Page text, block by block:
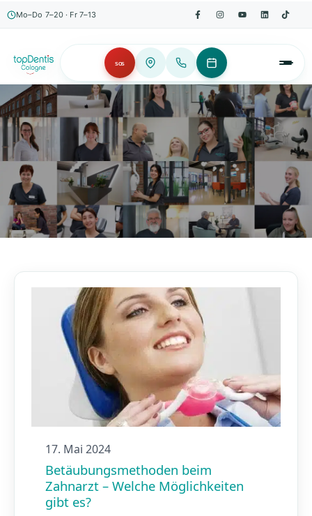
Mo–Do 7–20 · Fr 7–13
SOS
Unser Blog
17. Mai 2024
Betäubungs­methoden beim
Zahnarzt – Welche Möglichkeiten
gibt es?